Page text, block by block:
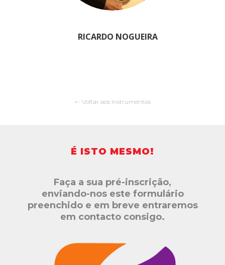
RICARDO NOGUEIRA
<- Voltar aos Instrumentos
É ISTO MESMO!
Faça a sua pré-inscrição,
enviando-nos este formulário
preenchido e em breve entraremos
em contacto consigo.